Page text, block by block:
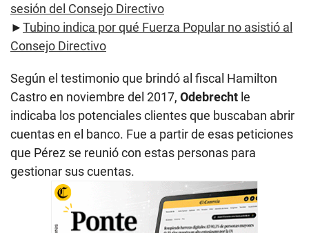
sesión del Consejo Directivo
►Tubino indica por qué Fuerza Popular no asistió al
Consejo Directivo
Según el testimonio que brindó al fiscal Hamilton
Castro en noviembre del 2017, Odebrecht le
indicaba los potenciales clientes que buscaban abrir
cuentas en el banco. Fue a partir de esas peticiones
que Pérez se reunió con estas personas para
gestionar sus cuentas.